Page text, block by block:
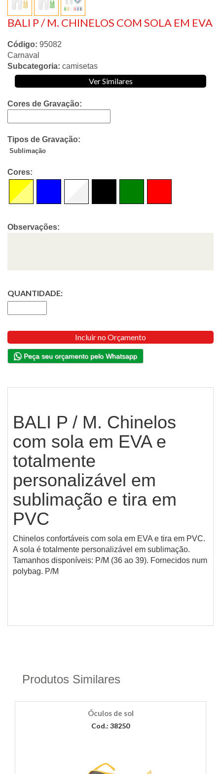
BALI P / M. CHINELOS COM SOLA EM EVA
Código: 95082
Carnaval
Subcategoria: camisetas
Ver Similares
Cores de Gravação:
Tipos de Gravação:
Sublimação
Cores:
Observações:
QUANTIDADE:
Incluir no Orçamento
Peça seu orçamento pelo Whatsapp
BALI P / M. Chinelos
com sola em EVA e
totalmente
personalizável em
sublimação e tira em
PVC
Chinelos confortáveis com sola em EVA e tira em PVC.
A sola é totalmente personalizável em sublimação.
Tamanhos disponíveis: P/M (36 ao 39). Fornecidos num
polybag. P/M
Produtos Similares
Óculos de sol
Cod.: 38250